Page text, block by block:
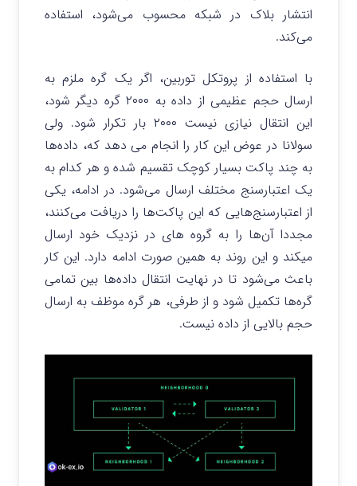
انتشار بلاک در شبکه محسوب می‌شود، استفاده
می‌کند.
با استفاده از پروتکل توربین، اگر یک گره ملزم به
ارسال حجم عظیمی از داده به ۲۰۰۰ گره دیگر شود،
این انتقال نیازی نیست ۲۰۰۰ بار تکرار شود. ولی
سولانا در عوض این کار را انجام می دهد که، داده‌ها
به چند پاکت بسیار کوچک تقسیم شده و هر کدام به
یک اعتبارسنج مختلف ارسال می‌شود. در ادامه، یکی
از اعتبارسنج‌هایی که این پاکت‌ها را دریافت می‌کنند،
مجددا آن‌ها را به گروه های در نزدیک خود ارسال
میکند و این روند به همین صورت ادامه دارد. این کار
باعث می‌شود تا در نهایت انتقال داده‌ها بین تمامی
گره‌ها تکمیل شود و از طرفی، هر گره موظف به ارسال
حجم بالایی از داده نیست.